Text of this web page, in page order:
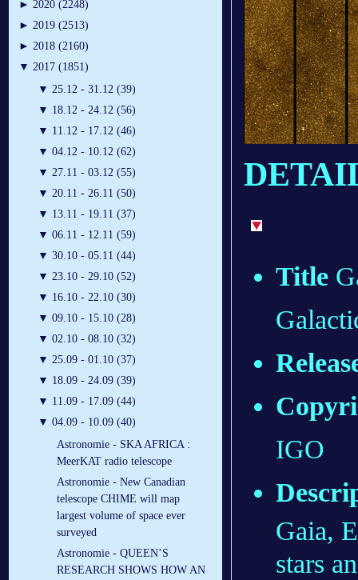
► 2020 (2248)
► 2019 (2513)
► 2018 (2160)
▼ 2017 (1851)
▼ 25.12 - 31.12 (39)
▼ 18.12 - 24.12 (56)
▼ 11.12 - 17.12 (46)
▼ 04.12 - 10.12 (62)
▼ 27.11 - 03.12 (55)
▼ 20.11 - 26.11 (50)
▼ 13.11 - 19.11 (37)
▼ 06.11 - 12.11 (59)
▼ 30.10 - 05.11 (44)
▼ 23.10 - 29.10 (52)
▼ 16.10 - 22.10 (30)
▼ 09.10 - 15.10 (28)
▼ 02.10 - 08.10 (32)
▼ 25.09 - 01.10 (37)
▼ 18.09 - 24.09 (39)
▼ 11.09 - 17.09 (44)
▼ 04.09 - 10.09 (40)
Astronomie - SKA AFRICA :
MeerKAT radio telescope
Astronomie - New Canadian
telescope CHIME will map
largest volume of space ever
surveyed
Astronomie - QUEEN’S
RESEARCH SHOWS HOW AN
Title
IGO
Gaia,
stars